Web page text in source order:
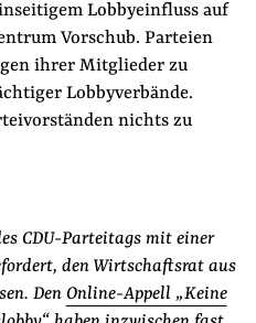
Lobbyeinfluss auf
Vorschub. Parteien
ihrer Mitglieder zu
Lobbyverbände.
nichts zu
CDU-Parteitags mit einer
den Wirtschaftsrat aus
Den Online-Appell „Keine